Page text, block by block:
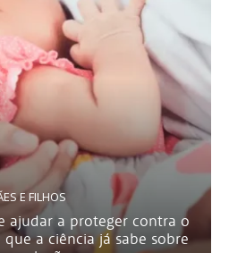
E FILHOS
ajudar a proteger contra o
a ciência já sabe sobre